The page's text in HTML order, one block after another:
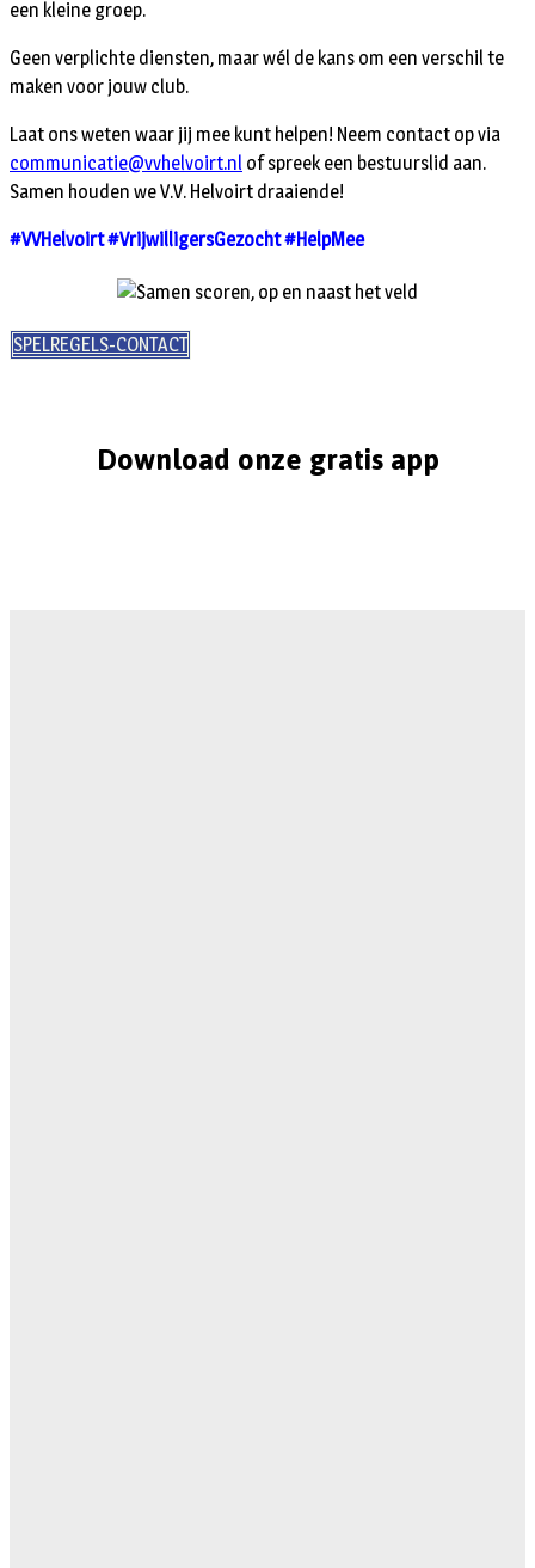
een kleine groep.
Geen verplichte diensten, maar wél de kans om een verschil te
maken voor jouw club.
Laat ons weten waar jij mee kunt helpen! Neem contact op via
communicatie@vvhelvoirt.nl of spreek een bestuurslid aan.
Samen houden we V.V. Helvoirt draaiende!
#VVHelvoirt#VrijwilligersGezocht#HelpMee
SPELREGELS-CONTACT
Download onze gratis app